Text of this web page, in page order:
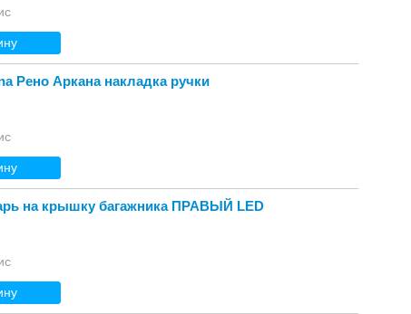
Рено Аркана накладка ручки
на крышку багажника ПРАВЫЙ LED